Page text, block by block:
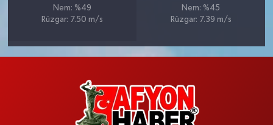
Nem: %49
Rüzgar: 7.50 m/s
Nem: %45
Rüzgar: 7.39 m/s